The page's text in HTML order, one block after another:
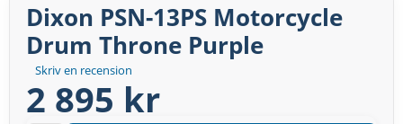
Skriv en recension
Dixon PSN-13PS Motorcycle
Drum Throne Purple
2 895 kr